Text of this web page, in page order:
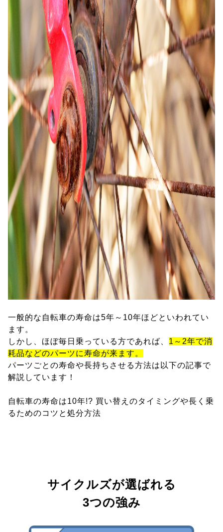
一般的な自転車の寿命は5年～10年ほどといわれてい
ます。
しかし、ほぼ毎日乗っている方であれば、 1～2年で消
耗品などのパーツに寿命が来ます。
パーツごとの寿命や長持ちさせる方法は以下の記事で
解説しています！
自転車の寿命は10年!? 買い替えのタイミングや長く乗
るためのコツと処分方法
サイクルズが選ばれる
3つの強み